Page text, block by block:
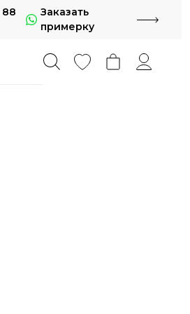
88
Заказать
примерку